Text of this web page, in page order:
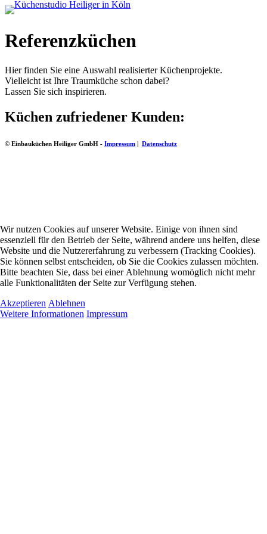
Referenzküchen
Hier finden Sie eine Auswahl realisierter Küchenprojekte.
Vielleicht ist Ihre Traumküche schon dabei?
Lassen Sie sich inspirieren.
Küchen zufriedener Kunden:
© Einbauküchen Heiliger GmbH - Impressum | Datenschutz
Wir nutzen Cookies auf unserer Website. Einige von ihnen sind
essenziell für den Betrieb der Seite, während andere uns helfen, diese
Website und die Nutzererfahrung zu verbessern (Tracking Cookies).
Sie können selbst entscheiden, ob Sie die Cookies zulassen möchten.
Bitte beachten Sie, dass bei einer Ablehnung womöglich nicht mehr
alle Funktionalitäten der Seite zur Verfügung stehen.
Akzeptieren Ablehnen
Weitere Informationen Impressum